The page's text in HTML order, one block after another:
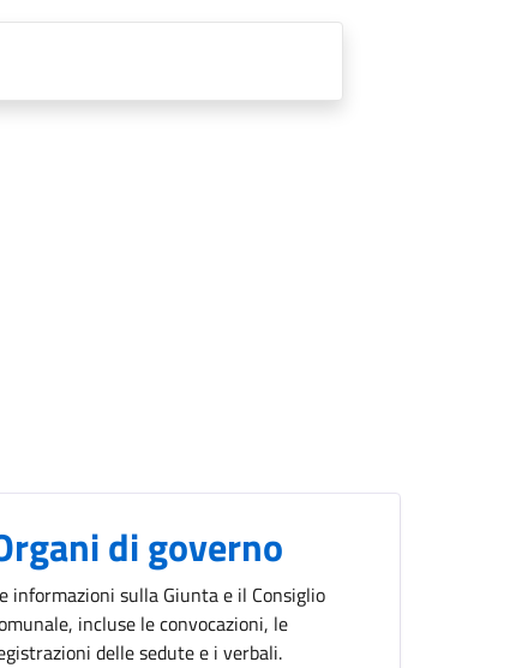
di governo
informazioni sulla Giunta e il Consiglio
incluse le convocazioni, le
delle sedute e i verbali.